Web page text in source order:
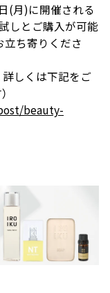
(月)に開催される
しとご購入が可能
立ち寄りくださ
しくは下記をご
beauty-